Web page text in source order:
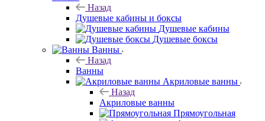
Назад
Душевые кабины и боксы
Душевые кабины
Душевые боксы
Ванны
Назад
Ванны
Акриловые ванны
Назад
Акриловые ванны
Прямоугольная